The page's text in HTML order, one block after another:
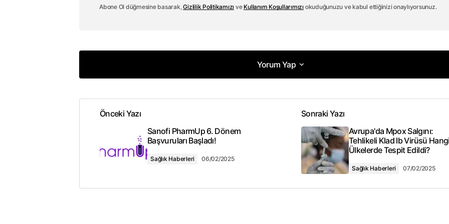
Abone Ol düğmesine basarak,Gizlilik Politikamızı ve Kullanım Koşullarımızı okuduğunuzu ve kabul ettiğinizi onaylıyorsunuz.
Yorum Yap
Yorum Yap
E-posta adresiniz yayınlanmayacak. Gerekli alanlar*ile işaretlenmişlerdir
Yorum *
Önceki Yazı
Sanofi PharmUp 6. Dönem
Başvuruları Başladı!
Sağlık Haberleri 06/02/2025
Sonraki Yazı
Avrupa'da Mpox Salgını:
Tehlikeli Klad Ib Virüsü
Ülkelerde Tespit Edildi?
Sağlık Haberleri 07/02/2025